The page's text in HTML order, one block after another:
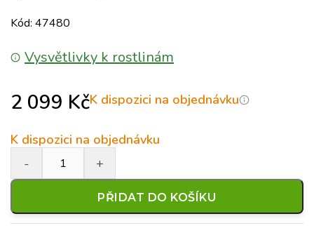
Kód: 47480
Vysvětlivky k rostlinám
2 099 KčK dispozici na objednávku
K dispozici na objednávku
PŘIDAT DO KOŠÍKU